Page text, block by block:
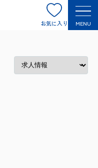
お気に入り MENU